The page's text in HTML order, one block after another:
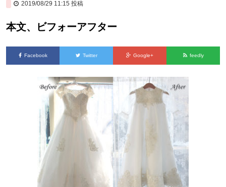
2019/08/29 11:15 投稿
本文、ビフォーアフター
Facebook Twitter Google+ feedly